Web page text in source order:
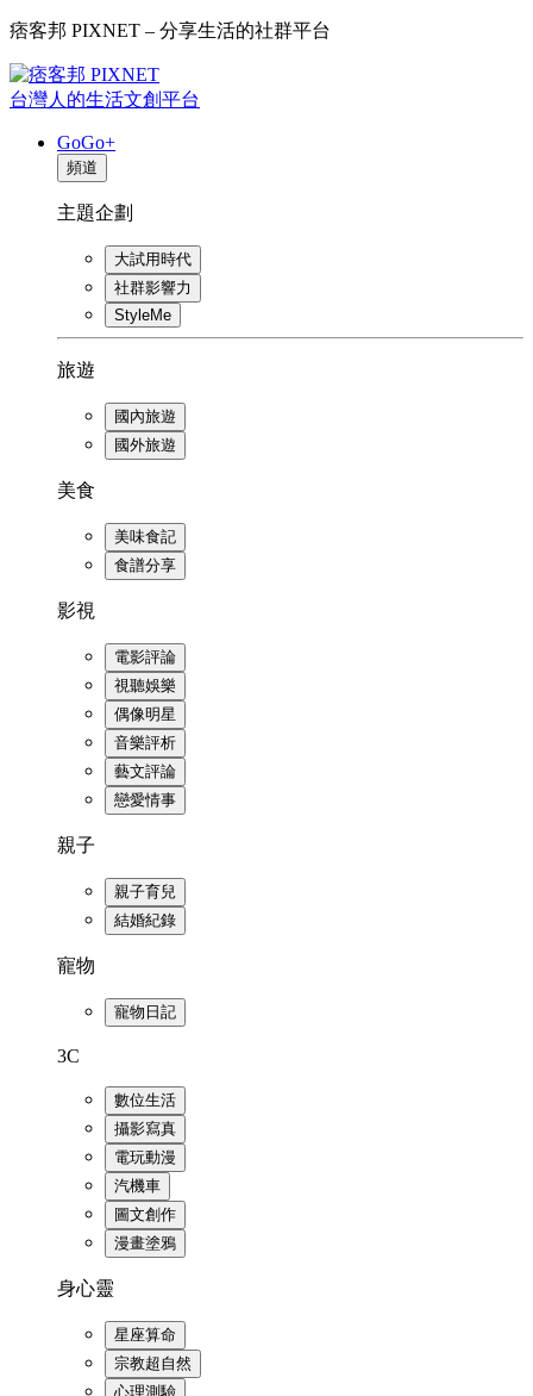
痞客邦 PIXNET – 分享生活的社群平台
台灣人的生活文創平台
GoGo+
頻道
主題企劃
大試用時代
社群影響力
StyleMe
旅遊
國內旅遊
國外旅遊
美食
美味食記
食譜分享
影視
電影評論
視聽娛樂
偶像明星
音樂評析
藝文評論
戀愛情事
親子
親子育兒
結婚紀錄
寵物
寵物日記
3C
數位生活
攝影寫真
電玩動漫
汽機車
圖文創作
漫畫塗鴉
身心靈
星座算命
宗教超自然
心理測驗